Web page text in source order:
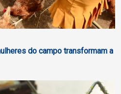
do campo transformam a